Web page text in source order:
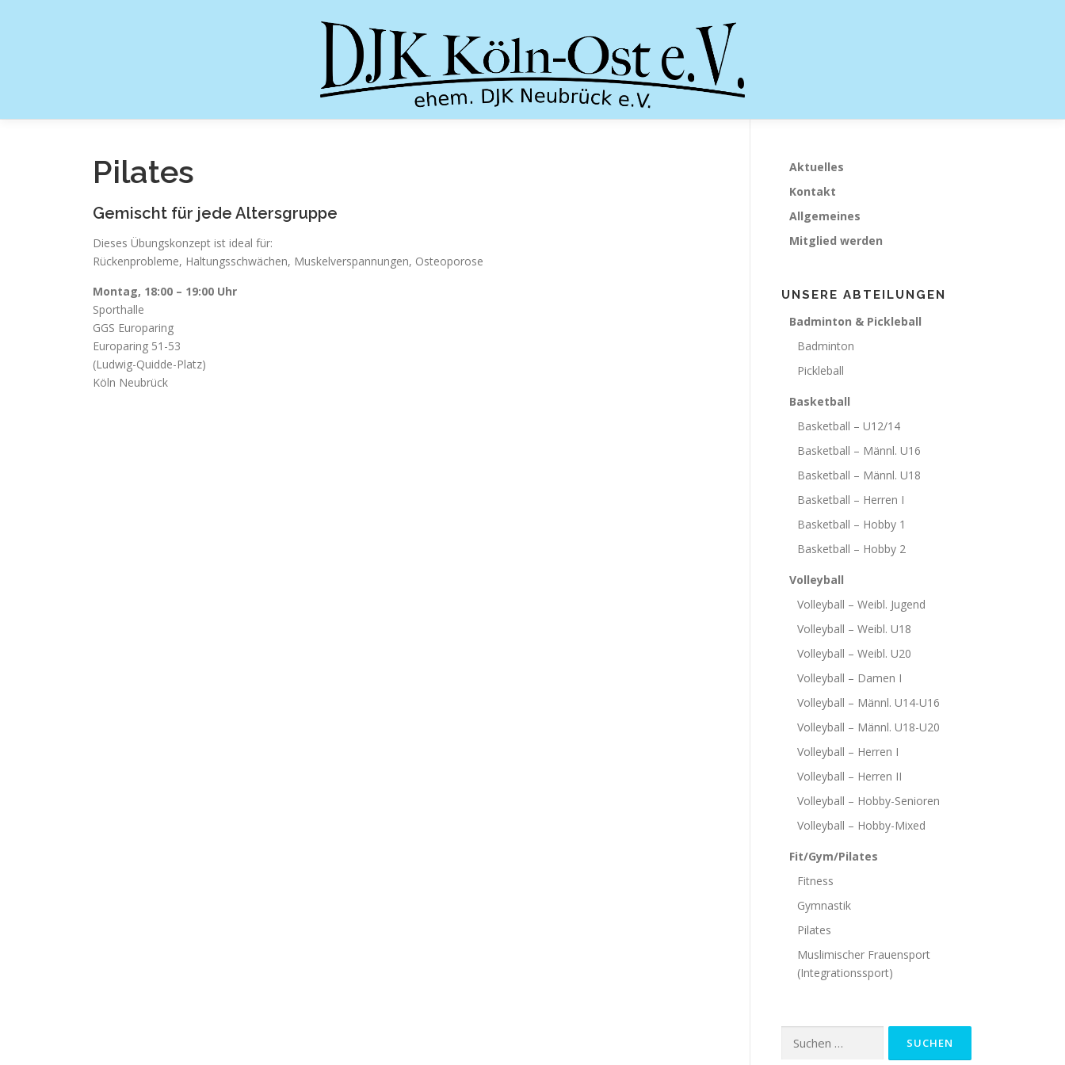
Pilates
Gemischt für jede Altersgruppe
Dieses Übungskonzept ist ideal für:
Rückenprobleme, Haltungsschwächen, Muskelverspannungen, Osteoporose
Montag, 18:00 – 19:00 Uhr
Sporthalle
GGS Europaring
Europaring 51-53
(Ludwig-Quidde-Platz)
Köln Neubrück
Aktuelles
Kontakt
Allgemeines
Mitglied werden
UNSERE ABTEILUNGEN
Badminton & Pickleball
Badminton
Pickleball
Basketball
Basketball – U12/14
Basketball – Männl. U16
Basketball – Männl. U18
Basketball – Herren I
Basketball – Hobby 1
Basketball – Hobby 2
Volleyball
Volleyball – Weibl. Jugend
Volleyball – Weibl. U18
Volleyball – Weibl. U20
Volleyball – Damen I
Volleyball – Männl. U14-U16
Volleyball – Männl. U18-U20
Volleyball – Herren I
Volleyball – Herren II
Volleyball – Hobby-Senioren
Volleyball – Hobby-Mixed
Fit/Gym/Pilates
Fitness
Gymnastik
Pilates
Muslimischer Frauensport
(Integrationssport)
nach: